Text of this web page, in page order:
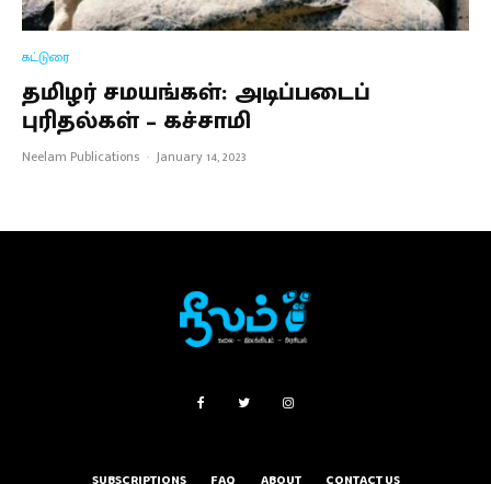
கட்டுரை
தமிழர் சமயங்கள்: அடிப்படைப்
புரிதல்கள் – கச்சாமி
Neelam Publications · January 14, 2023